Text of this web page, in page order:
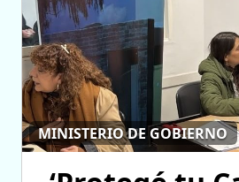
MINISTERIO DE GOBIERNO